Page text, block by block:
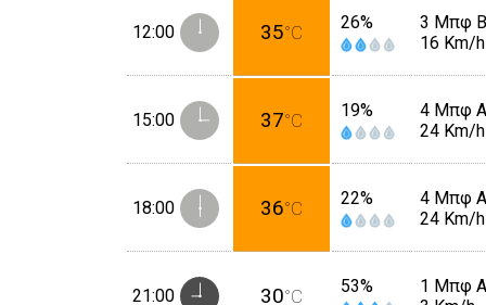
12:00 35°C 26%
3 Μπφ
16 Km/h
15:00 37°C 19%
4 Μπφ Α
24 Km/h
18:00 36°C 22%
4 Μπφ Α
24 Km/h
21:00 30°C 53%
1 Μπφ Α